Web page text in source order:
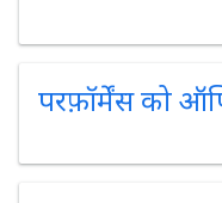
परफ़ॉर्मेंस को